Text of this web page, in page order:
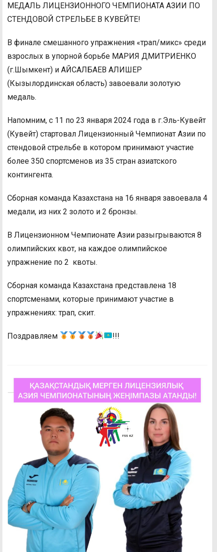
МЕДАЛЬ ЛИЦЕНЗИОННОГО ЧЕМПИОНАТА АЗИИ ПО
СТЕНДОВОЙ СТРЕЛЬБЕ В КУВЕЙТЕ!
В финале смешанного упражнения «трап/микс» среди
взрослых в упорной борьбе МАРИЯ ДМИТРИЕНКО
(г.Шымкент) и АЙСАЛБАЕВ АЛИШЕР
(Кызылординская область) завоевали золотую
медаль.
Напомним, с 11 по 23 января 2024 года в г.Эль-Кувейт
(Кувейт) стартовал Лицензионный Чемпионат Азии по
стендовой стрельбе в котором принимают участие
более 350 спортсменов из 35 стран азиатского
контингента.
Сборная команда Казахстана на 16 января завоевала 4
медали, из них 2 золото и 2 бронзы.
В Лицензионном Чемпионате Азии разыгрываются 8
олимпийских квот, на каждое олимпийское
упражнение по 2 квоты.
Сборная команда Казахстана представлена 18
спортсменами, которые принимают участие в
упражнениях: трап, скит.
Поздравляем !!!